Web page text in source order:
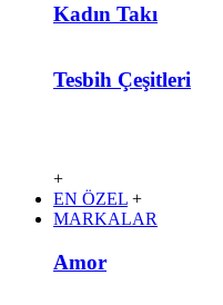
Kadın Takı
Tesbih Çeşitleri
+
EN ÖZEL +
MARKALAR
Amor